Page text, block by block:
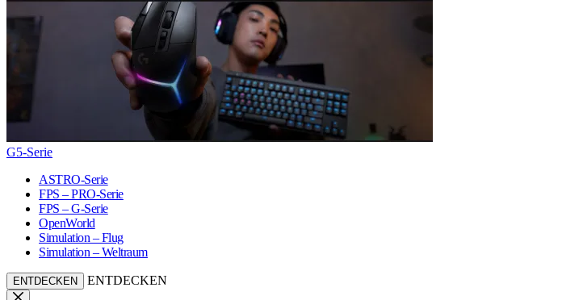
G5-Serie
ASTRO-Serie
FPS – PRO-Serie
FPS – G-Serie
OpenWorld
Simulation – Flug
Simulation – Weltraum
ENTDECKEN ENTDECKEN